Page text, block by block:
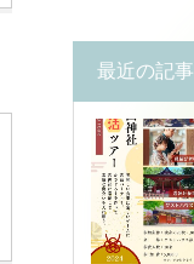
最近の記事